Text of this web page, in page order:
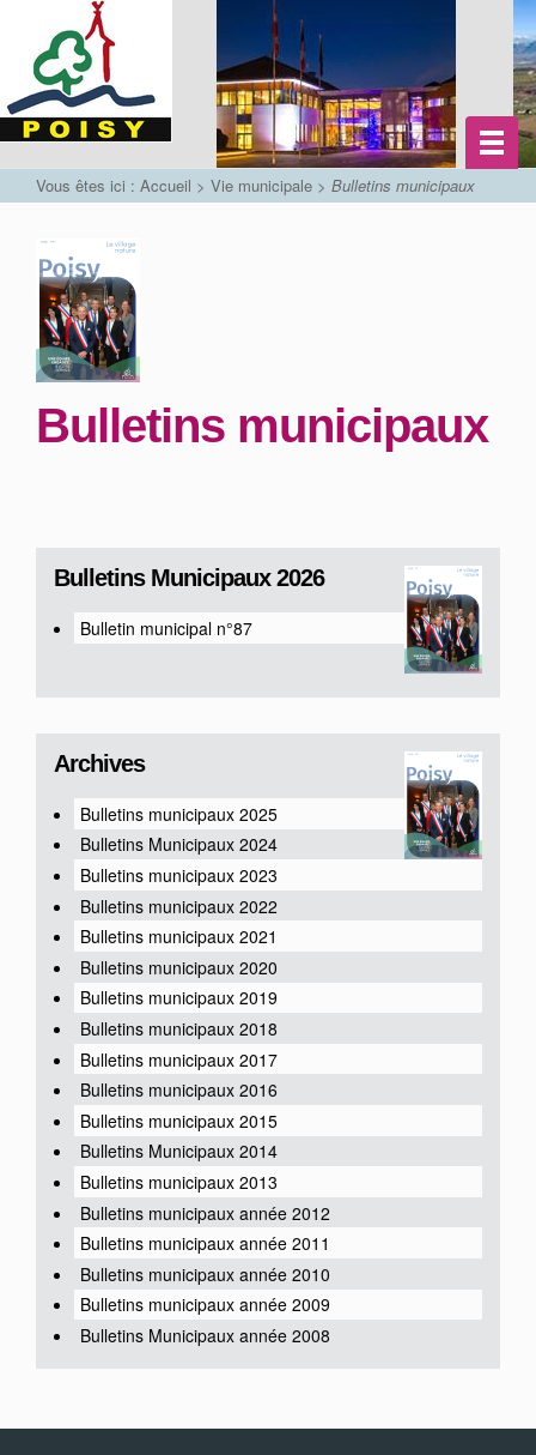
Vous êtes ici : Accueil > Vie municipale > Bulletins municipaux
Bulletins municipaux
Bulletins Municipaux 2026
Bulletin municipal n°87
Archives
Bulletins municipaux 2025
Bulletins Municipaux 2024
Bulletins municipaux 2023
Bulletins municipaux 2022
Bulletins municipaux 2021
Bulletins municipaux 2020
Bulletins municipaux 2019
Bulletins municipaux 2018
Bulletins municipaux 2017
Bulletins municipaux 2016
Bulletins municipaux 2015
Bulletins Municipaux 2014
Bulletins municipaux 2013
Bulletins municipaux année 2012
Bulletins municipaux année 2011
Bulletins municipaux année 2010
Bulletins municipaux année 2009
Bulletins Municipaux année 2008